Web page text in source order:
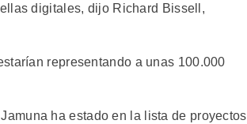
digitales, dijo Richard Bissell,
representando a unas 100.000
ha estado en la lista de proyectos